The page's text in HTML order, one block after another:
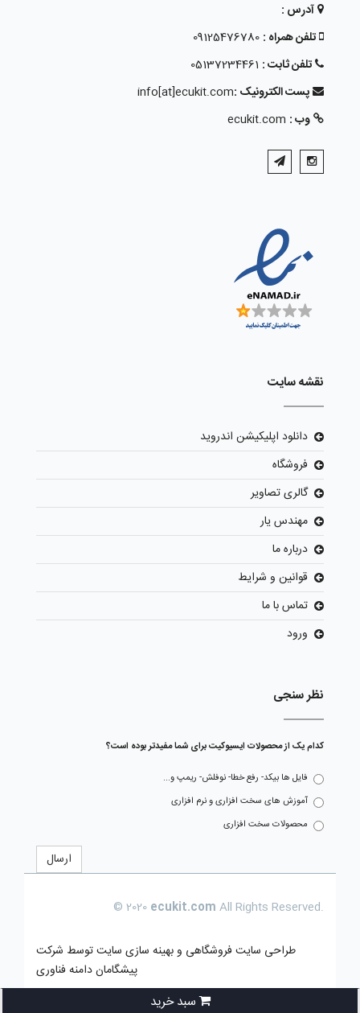
سبد خرید
آدرس :
تلفن همراه : 09125476780
تلفن ثابت : 05137234461
پست الکترونیک :info[at]ecukit.com
وب : ecukit.com
نقشه سایت
دانلود اپلیکیشن اندروید
فروشگاه
گالری تصاویر
مهندس یار
درباره ما
قوانین و شرایط
تماس با ما
ورود
نظر سنجی
کدام یک از محصولات ایسیوکیت برای شما مفیدتر بوده است؟
فایل ها بیکد- رفع خطا- نوفلش- ریمپ و...
آموزش های سخت افزاری و نرم افزاری
محصولات سخت افزاری
ارسال
© 2020 ecukit.com All Rights Reserved.
طراحی سایت فروشگاهی و بهینه سازی سایت توسط شرکت
پیشگامان دامنه فناوری